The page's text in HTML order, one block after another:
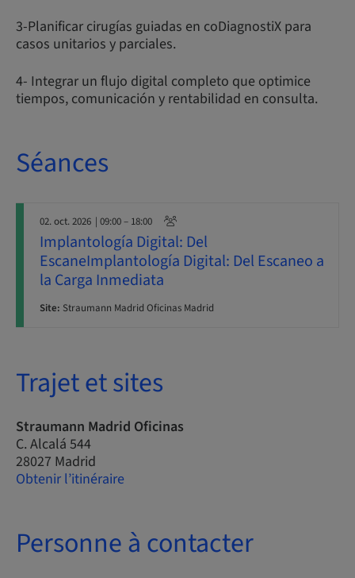
3-Planificar cirugías guiadas en coDiagnostiX para
casos unitarios y parciales.
4- Integrar un flujo digital completo que optimice
tiempos, comunicación y rentabilidad en consulta.
Séances
02. oct. 2026 | 09:00 – 18:00
Implantología Digital: Del
EscaneImplantología Digital: Del Escaneo a
la Carga Inmediata
Site: Straumann Madrid Oficinas Madrid
Trajet et sites
Straumann Madrid Oficinas
C. Alcalá 544
28027 Madrid
Obtenir l’itinéraire
Personne à contacter